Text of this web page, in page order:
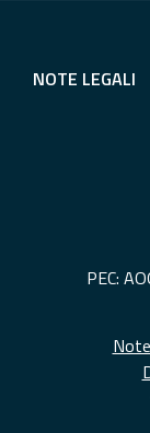
NOTE LEGALI
PEC: